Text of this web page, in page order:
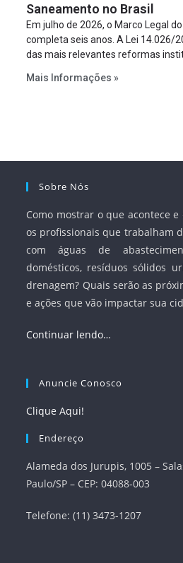
Saneamento no Brasil
Em julho de 2026, o Marco Legal
completa seis anos. A Lei 14.026/
das mais relevantes reformas
serviços, ampliar a participação da
Mais Informações »
Sobre Nós
Como mostrar o que acontece
os profissionais que trabalham
com águas de
domésticos, resíduos sólidos
drenagem? Quais serão as
e ações que vão impactar sua
Continuar lendo…
Anuncie Conosco
Clique Aqui!
Endereço
Alameda dos Jurupis, 1005 –
Paulo/SP – CEP: 04088-003
Telefone: (11) 3473-1207